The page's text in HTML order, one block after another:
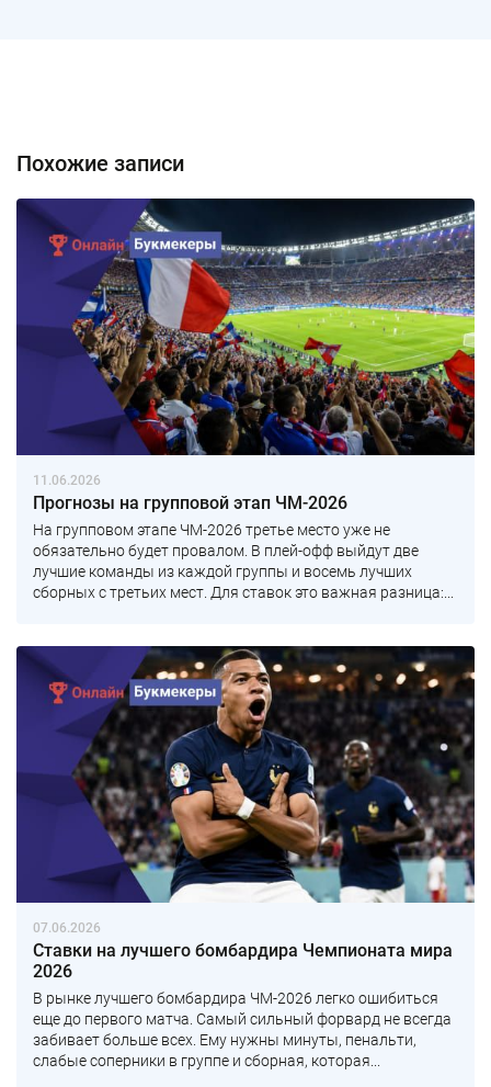
Похожие записи
11.06.2026
Прогнозы на групповой этап ЧМ-2026
На групповом этапе ЧМ-2026 третье место уже не
обязательно будет провалом. В плей-офф выйдут две
лучшие команды из каждой группы и восемь лучших
сборных с третьих мест. Для ставок это важная разница:...
07.06.2026
Ставки на лучшего бомбардира Чемпионата мира
2026
В рынке лучшего бомбардира ЧМ-2026 легко ошибиться
еще до первого матча. Самый сильный форвард не всегда
забивает больше всех. Ему нужны минуты, пенальти,
слабые соперники в группе и сборная, которая...